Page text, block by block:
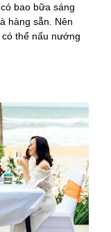
bao bữa sáng
hàng sẵn. Nên
thể nấu nướng